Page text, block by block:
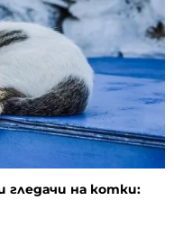
гледачи на котки: